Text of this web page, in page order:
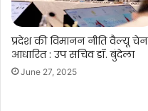
प्रदेश की विमानन नीति वैल्यू चेन
आधारित : उप सचिव डॉ. बुंदेला
June 27, 2025